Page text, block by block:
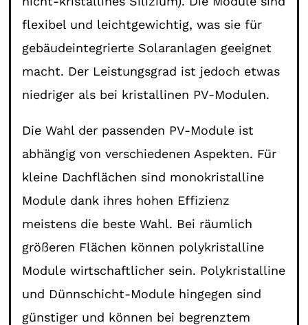
flexibel und leichtgewichtig, was sie für
gebäudeintegrierte Solaranlagen geeignet
macht. Der Leistungsgrad ist jedoch etwas
niedriger als bei kristallinen PV-Modulen.
Die Wahl der passenden PV-Module ist
abhängig von verschiedenen Aspekten. Für
kleine Dachflächen sind monokristalline
Module dank ihres hohen Effizienz
meistens die beste Wahl. Bei räumlich
größeren Flächen können polykristalline
Module wirtschaftlicher sein. Polykristalline
und Dünnschicht-Module hingegen sind
günstiger und können bei begrenztem